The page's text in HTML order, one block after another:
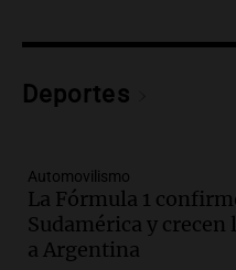
Audio.
Panorama Federal
Episodios
Audio.El
la clase dirigente
Deportes
Automovilismo
La Fórmula 1
Sudamérica y crecen
a Argentina